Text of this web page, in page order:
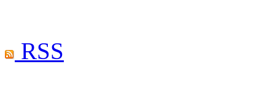
RSS